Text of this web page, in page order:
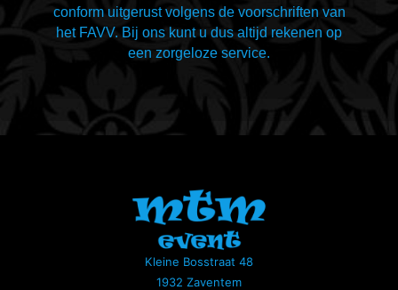
conform uitgerust volgens de voorschriften van
het FAVV. Bij ons kunt u dus altijd rekenen op
een zorgeloze service.
Kleine Bosstraat 48
1932 Zaventem